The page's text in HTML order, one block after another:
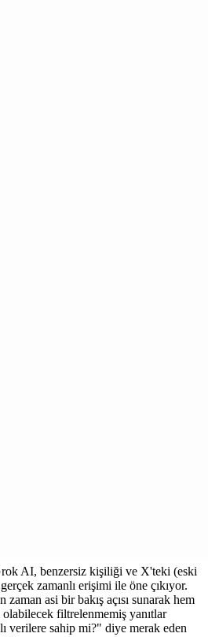
AI, benzersiz kişiliği ve X'teki (eski
zamanlı erişimi ile öne çıkıyor.
asi bir bakış açısı sunarak hem
olabilecek filtrelenmemiş yanıtlar
verilere sahip mi?" diye merak eden